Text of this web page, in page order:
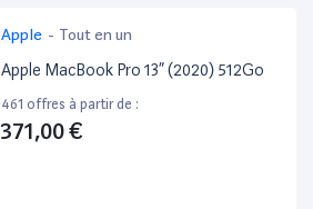
Apple - Tout en un
Apple MacBook Pro 13” (2020) 512Go
461 offres à partir de :
371,00 €